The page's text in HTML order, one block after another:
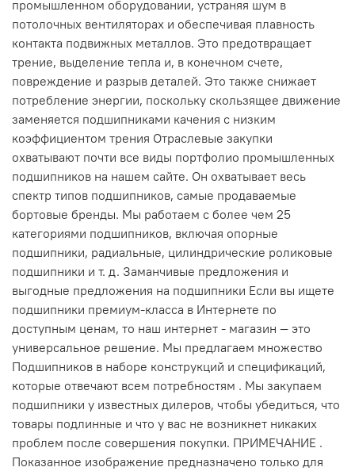
промышленном оборудовании, устраняя шум в
потолочных вентиляторах и обеспечивая плавность
контакта подвижных металлов. Это предотвращает
трение, выделение тепла и, в конечном счете,
повреждение и разрыв деталей. Это также снижает
потребление энергии, поскольку скользящее движение
заменяется подшипниками качения с низким
коэффициентом трения Отраслевые закупки
охватывают почти все виды портфолио промышленных
подшипников на нашем сайте. Он охватывает весь
спектр типов подшипников, самые продаваемые
бортовые бренды. Мы работаем с более чем 25
категориями подшипников, включая опорные
подшипники, радиальные, цилиндрические роликовые
подшипники и т. д. Заманчивые предложения и
выгодные предложения на подшипники Если вы ищете
подшипники премиум-класса в Интернете по
доступным ценам, то наш интернет - магазин — это
универсальное решение. Мы предлагаем множество
Подшипников в наборе конструкций и спецификаций,
которые отвечают всем потребностям . Мы закупаем
подшипники у известных дилеров, чтобы убедиться, что
товары подлинные и что у вас не возникнет никаких
проблем после совершения покупки. ПРИМЕЧАНИЕ .
Показанное изображение предназначено только для